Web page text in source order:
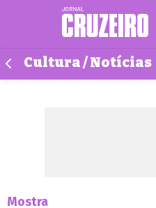
Cultura / Notícias
Mostra